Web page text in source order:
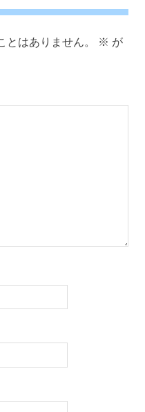
とはありません。 ※ が